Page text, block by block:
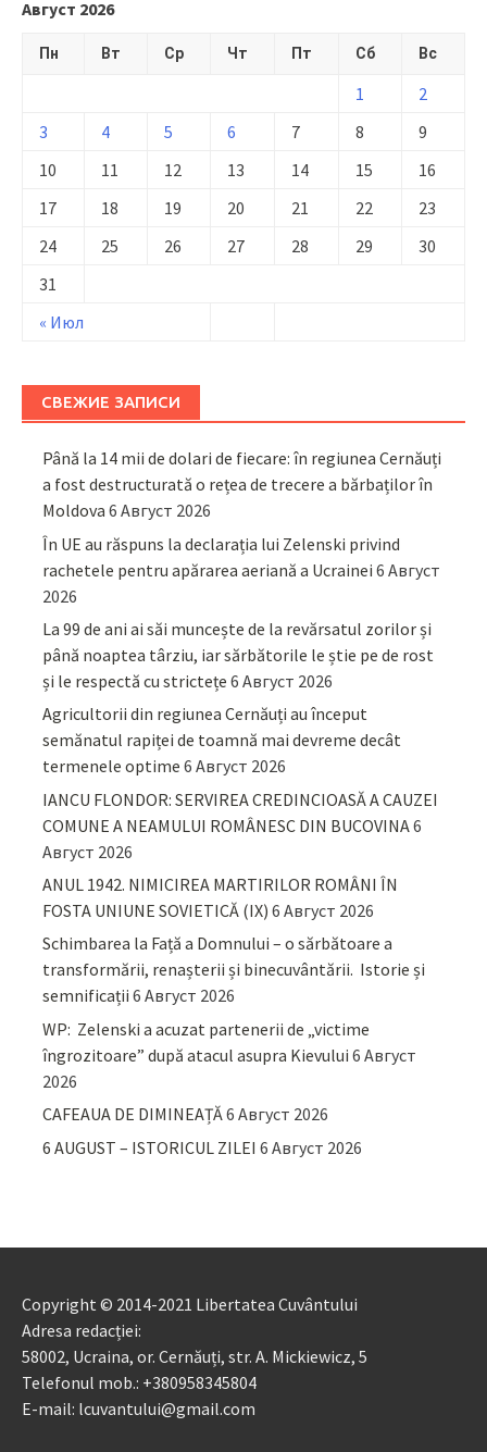
Август 2026
Пн Вт Ср Чт Пт Сб Вс
« Июл
1
2
3
4 5 6 7 8
9
10
11 12 13 14 15
16
17
18 19 20 21 22
23
24
25 26 27 28 29
30
31
СВЕЖИЕ ЗАПИСИ
Până la 14 mii de dolari de fiecare: în regiunea Cernăuți
a fost destructurată o rețea de trecere a bărbaților în
Moldova 6 Август 2026
În UE au răspuns la declarația lui Zelenski privind
rachetele pentru apărarea aeriană a Ucrainei 6 Август
2026
La 99 de ani ai săi muncește de la revărsatul zorilor și
până noaptea târziu, iar sărbătorile le știe pe de rost
și le respectă cu strictețe 6 Август 2026
Agricultorii din regiunea Cernăuți au început
semănatul rapiței de toamnă mai devreme decât
termenele optime 6 Август 2026
IANCU FLONDOR: SERVIREA CREDINCIOASĂ A CAUZEI
COMUNE A NEAMULUI ROMÂNESC DIN BUCOVINA6
Август 2026
ANUL 1942. NIMICIREA MARTIRILOR ROMÂNI ÎN
FOSTA UNIUNE SOVIETICĂ (IX) 6 Август 2026
Schimbarea la Față a Domnului – o sărbătoare a
transformării, renașterii și binecuvântării. Istorie și
semnificații 6 Август 2026
WP: Zelenski a acuzat partenerii de „victime
îngrozitoare” după atacul asupra Kievului 6 Август
2026
CAFEAUA DE DIMINEAȚĂ6 Август 2026
6 AUGUST – ISTORICUL ZILEI 6 Август 2026
Copyright © 2014-2021 Libertatea Cuvântului
Adresa redacției:
58002, Ucraina, or. Cernăuți, str. A. Mickiewicz, 5
Telefonul mob.: +380958345804
E-mail: lcuvantului@gmail.com